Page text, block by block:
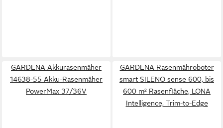
GARDENA Akkurasenmäher
14638-55 Akku-Rasenmäher
PowerMax 37/36V
GARDENA Rasenmähroboter
smart SILENO sense 600, bis
600 m² Rasenfläche, LONA
Intelligence, Trim-to-Edge